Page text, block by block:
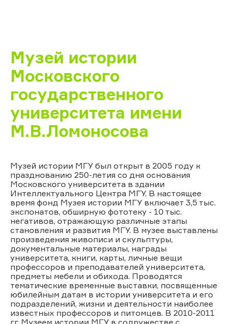
Музей истории
Московского
государственного
университета имени
М.В.Ломоносова
Музей истории МГУ был открыт в 2005 году к
празднованию 250-летия со дня основания
Московского университета в здании
Интеллектуального Центра МГУ. В настоящее
время фонд Музея истории МГУ включает 3,5 тыс.
экспонатов, обширную фототеку - 10 тыс.
негативов, отражающую различные этапы
становления и развития МГУ. В музее выставлены
произведения живописи и скульптуры,
документальные материалы, награды
университета, книги, карты, личные вещи
профессоров и преподавателей университета,
предметы мебели и обихода. Проводятся
тематические временные выставки, посвященные
юбилейным датам в истории университета и его
подразделений, жизни и деятельности наиболее
известных профессоров и питомцев. В 2010-2011
гг. Музеем истории МГУ в содружестве с